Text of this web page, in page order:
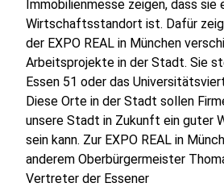
Immobilienmesse zeigen, dass sie
Wirtschaftsstandort ist. Dafür
der EXPO REAL in München
Arbeitsprojekte in der Stadt. Sie
Essen 51 oder das
Diese Orte in der Stadt sollen
unsere Stadt in Zukunft ein guter
sein kann. Zur EXPO REAL in
anderem Oberbürgermeister
Vertreter der Essener